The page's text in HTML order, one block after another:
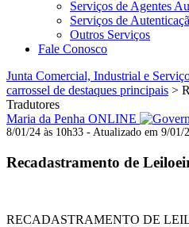
Serviços de Agentes
Serviços de
Outros Serviços
Fale Conosco
Junta Comercial, Industrial e
carrossel de destaques principais >
Tradutores
Maria da Penha ONLINE
8/01/24 às 10h33 - Atualizado em 9/01/
Recadastramento de
RECADASTRAMENTO DE